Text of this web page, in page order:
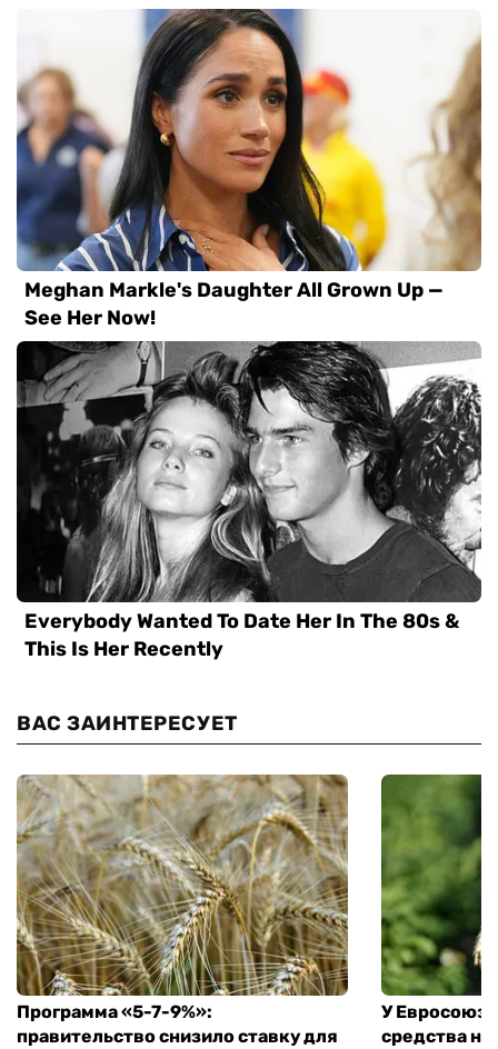
ВАС ЗАИНТЕРЕСУЕТ
Программа «5-7-9%»:
правительство снизило ставку для
У
средства